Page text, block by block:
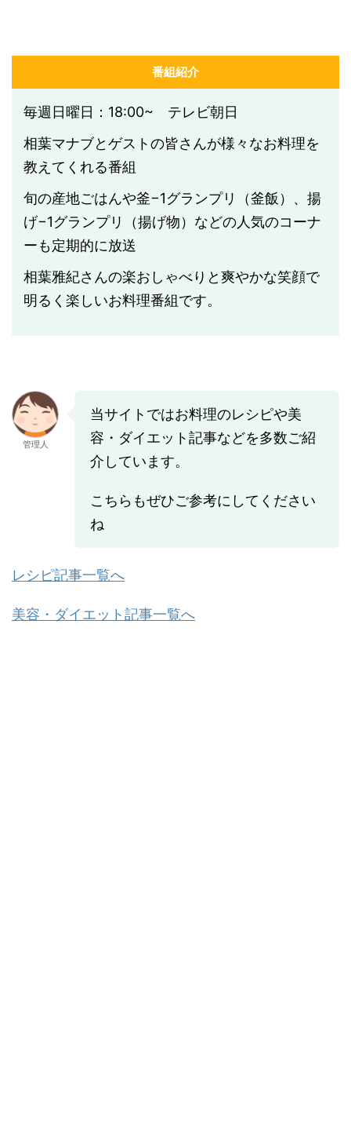
番組紹介
毎週日曜日：18:00~ テレビ朝日
相葉マナブとゲストの皆さんが様々なお料理を
教えてくれる番組
旬の産地ごはんや釜−1グランプリ（釜飯）、揚
げ−1グランプリ（揚げ物）などの人気のコーナ
ーも定期的に放送
相葉雅紀さんの楽おしゃべりと爽やかな笑顔で
明るく楽しいお料理番組です。
管理人
当サイトではお料理のレシピや美
容・ダイエット記事などを多数ご紹
介しています。
こちらもぜひご参考にしてください
ね
レシピ記事一覧へ
美容・ダイエット記事一覧へ